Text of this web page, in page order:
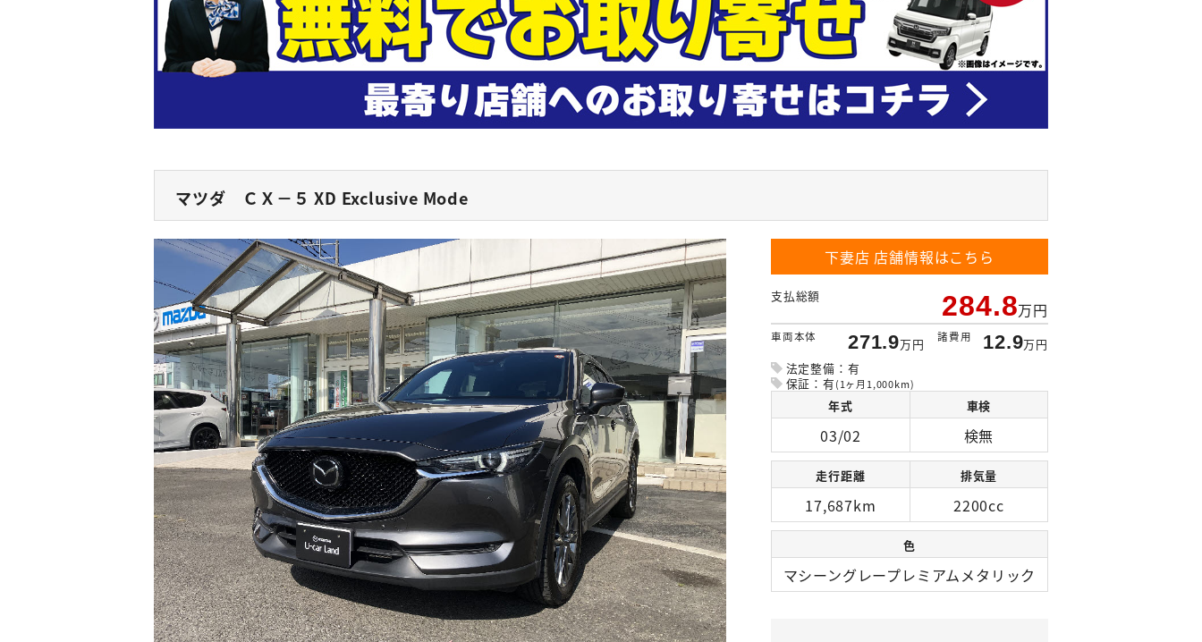
マツダ ＣＸ－５ XD Exclusive Mode
下妻店 店舗情報はこちら
支払総額 284.8万円
車両本体 271.9万円 諸費用 12.9万円
法定整備：有
保証：有(1ヶ月1,000km)
年式 車検
03/02 検無
走行距離 排気量
17,687km 2200cc
色
マシーングレープレミアムメタリック